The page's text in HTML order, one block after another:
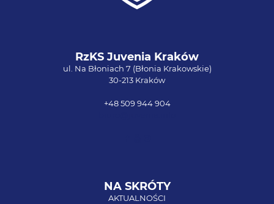
RzKS Juvenia Kraków
ul. Na Błoniach 7 (Błonia Krakowskie)
30-213 Kraków
+48 509 944 904
NA SKRÓTY
AKTUALNOŚCI